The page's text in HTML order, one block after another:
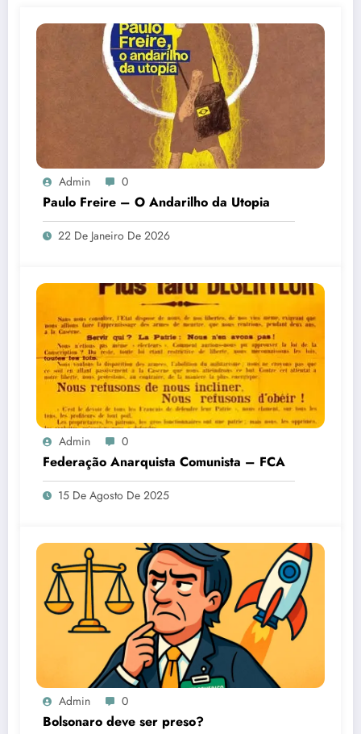
Admin 0
Paulo Freire – O Andarilho da Utopia
22 De Janeiro De 2026
Admin 0
Federação Anarquista Comunista – FCA
15 De Agosto De 2025
Admin 0
Bolsonaro deve ser preso?